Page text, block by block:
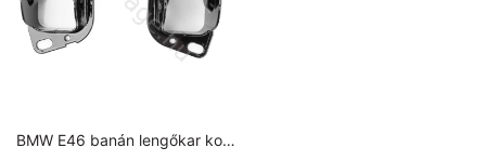
BMW E46 banán lengőkar konzol